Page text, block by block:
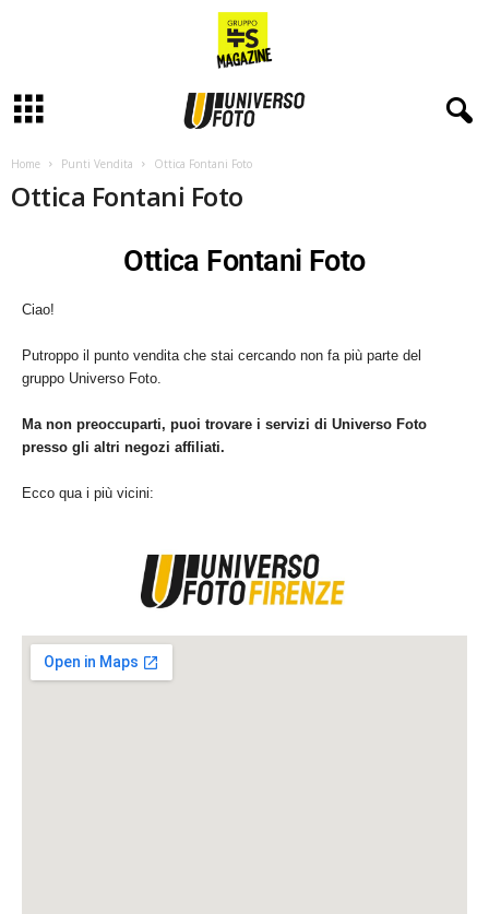
Home Punti Vendita Ottica Fontani Foto
Ottica Fontani Foto
Ottica Fontani Foto
Ciao!
Putroppo il punto vendita che stai cercando non fa più parte del
gruppo Universo Foto.
Ma non preoccuparti, puoi trovare i servizi di Universo Foto
presso gli altri negozi affiliati.
Ecco qua i più vicini: